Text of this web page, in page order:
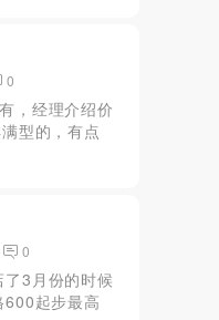
酒店。可这
0
，经理介绍价
型的，有点
，有水床，
给力，舔的
0
3月份的时候
600起步最高